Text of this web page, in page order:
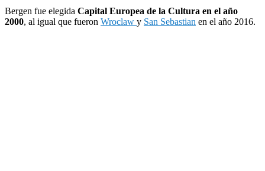
Bergen fue elegida Capital Europea de la Cultura en el año
2000, al igual que fueron Wroclaw y San Sebastian en el año 2016.